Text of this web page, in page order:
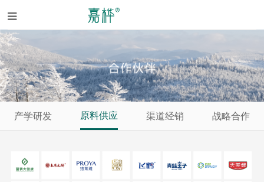
产学研发 原料供应 渠道经销 战略合作